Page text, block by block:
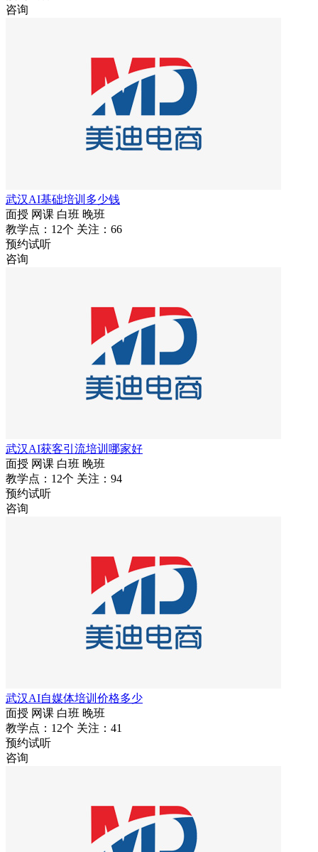
咨询
武汉AI基础培训多少钱
面授 网课 白班 晚班
教学点：12个 关注：66
预约试听
咨询
武汉AI获客引流培训哪家好
面授 网课 白班 晚班
教学点：12个 关注：94
预约试听
咨询
武汉AI自媒体培训价格多少
面授 网课 白班 晚班
教学点：12个 关注：41
预约试听
咨询